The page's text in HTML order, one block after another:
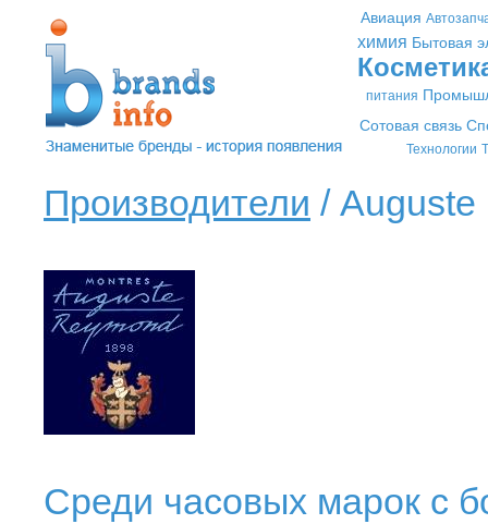
Авиация
химия Бытовая
питания
Сотовая связь
Технологии
Производители / Auguste
Среди часовых марок с